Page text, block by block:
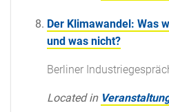
Der Klimawandel: Was
und was nicht?
Berliner
Located in